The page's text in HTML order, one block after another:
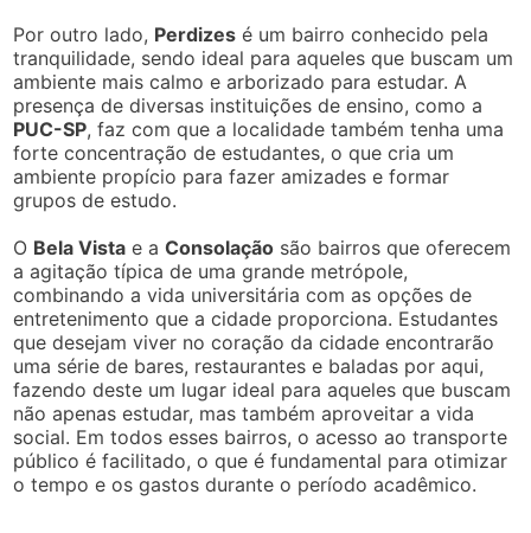
Por outro lado, Perdizes é um bairro conhecido pela
tranquilidade, sendo ideal para aqueles que buscam um
ambiente mais calmo e arborizado para estudar. A
presença de diversas instituições de ensino, como a
PUC-SP, faz com que a localidade também tenha uma
forte concentração de estudantes, o que cria um
ambiente propício para fazer amizades e formar
grupos de estudo.
O Bela Vista e aConsolação são bairros que oferecem
a agitação típica de uma grande metrópole,
combinando a vida universitária com as opções de
entretenimento que a cidade proporciona. Estudantes
que desejam viver no coração da cidade encontrarão
uma série de bares, restaurantes e baladas por aqui,
fazendo deste um lugar ideal para aqueles que buscam
não apenas estudar, mas também aproveitar a vida
social. Em todos esses bairros, o acesso ao transporte
público é facilitado, o que é fundamental para otimizar
o tempo e os gastos durante o período acadêmico.